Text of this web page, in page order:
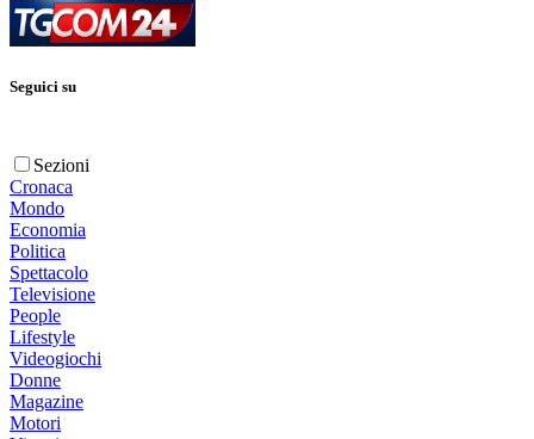
Seguici su
Sezioni
Cronaca
Mondo
Economia
Politica
Spettacolo
Televisione
People
Lifestyle
Videogiochi
Donne
Magazine
Motori